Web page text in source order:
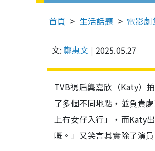
首頁 生活話題 電影劇
文: 鄭惠文 2025.05.27
TVB視后龔嘉欣（Katy）
了多個不同地點，並負責
上冇女仔入行」，而Katy
嘅。」又笑言其實除了演